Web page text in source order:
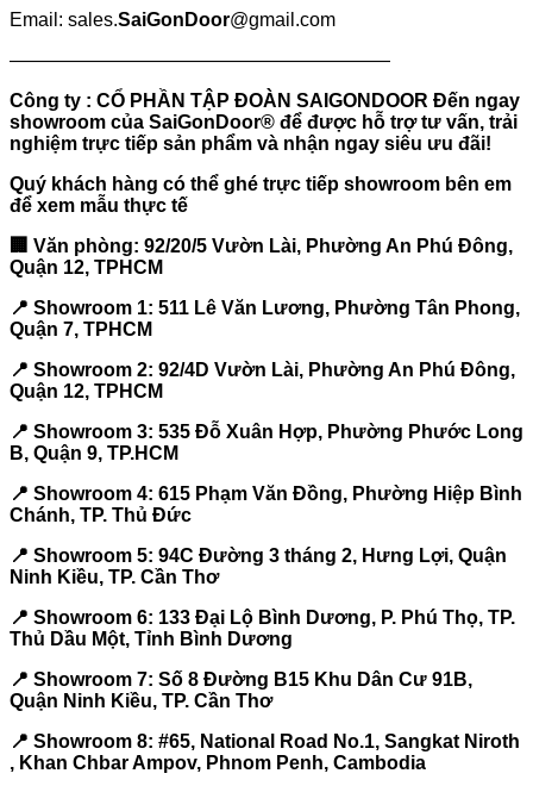
Email: sales.SaiGonDoor@gmail.com
————————————————————
Công ty : CỔ PHẦN TẬP ĐOÀN SAIGONDOOR Đến ngay
showroom của SaiGonDoor® để được hỗ trợ tư vấn, trải
nghiệm trực tiếp sản phẩm và nhận ngay siêu ưu đãi!
Quý khách hàng có thể ghé trực tiếp showroom bên em
để xem mẫu thực tế
🏢 Văn phòng: 92/20/5 Vườn Lài, Phường An Phú Đông,
Quận 12, TPHCM
📍 Showroom 1: 511 Lê Văn Lương, Phường Tân Phong,
Quận 7, TPHCM
📍 Showroom 2: 92/4D Vườn Lài, Phường An Phú Đông,
Quận 12, TPHCM
📍 Showroom 3: 535 Đỗ Xuân Hợp, Phường Phước Long
B, Quận 9, TP.HCM
📍 Showroom 4: 615 Phạm Văn Đồng, Phường Hiệp Bình
Chánh, TP. Thủ Đức
📍 Showroom 5: 94C Đường 3 tháng 2, Hưng Lợi, Quận
Ninh Kiều, TP. Cần Thơ
📍 Showroom 6: 133 Đại Lộ Bình Dương, P. Phú Thọ, TP.
Thủ Dầu Một, Tỉnh Bình Dương
📍 Showroom 7: Số 8 Đường B15 Khu Dân Cư 91B,
Quận Ninh Kiều, TP. Cần Thơ
📍 Showroom 8: #65, National Road No.1, Sangkat Niroth
, Khan Chbar Ampov, Phnom Penh, Cambodia